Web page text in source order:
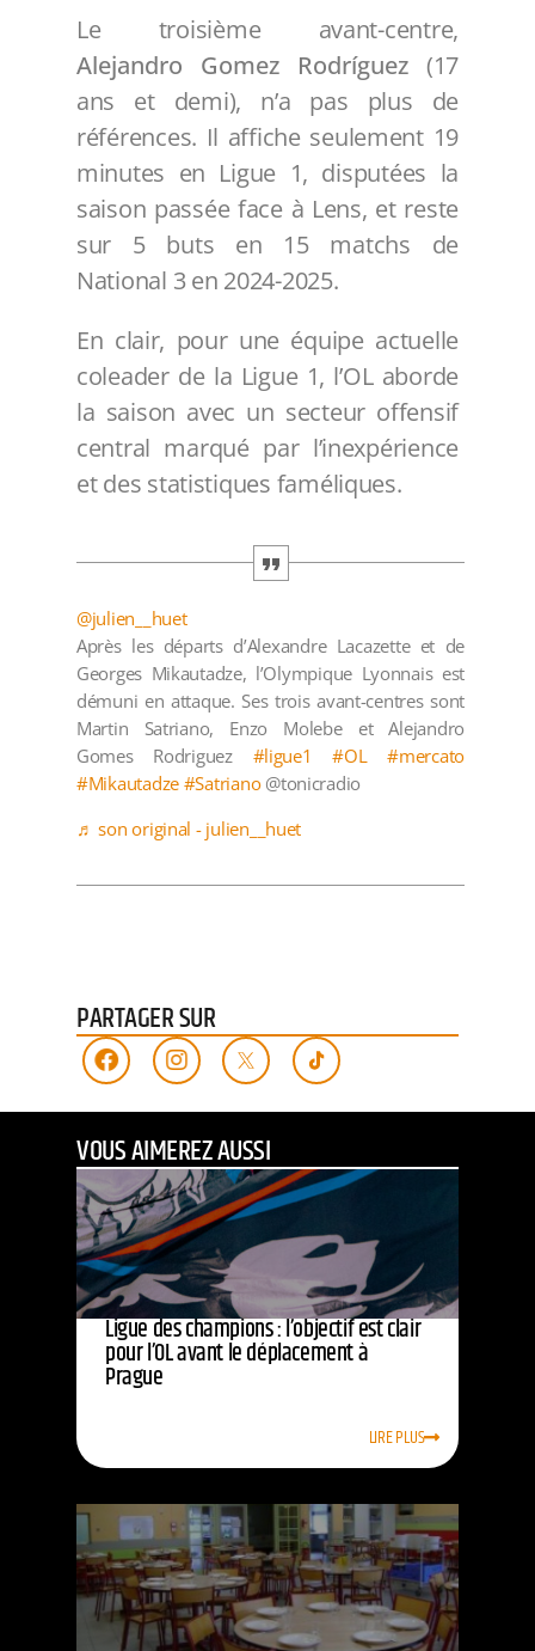
Le troisième avant-centre,
Alejandro Gomez Rodríguez (17
ans et demi), n’a pas plus de
références. Il affiche seulement 19
minutes en Ligue 1, disputées la
saison passée face à Lens, et reste
sur 5 buts en 15 matchs de
National 3 en 2024-2025.
En clair, pour une équipe actuelle
coleader de la Ligue 1, l’OL aborde
la saison avec un secteur offensif
central marqué par l’inexpérience
et des statistiques faméliques.
@julien__huet
Après les départs d’Alexandre Lacazette et de
Georges Mikautadze, l’Olympique Lyonnais est
démuni en attaque. Ses trois avant-centres sont
Martin Satriano, Enzo Molebe et Alejandro
Gomes Rodriguez #ligue1 #OL
#mercato
#Mikautadze #Satriano@tonicradio
♬ son original - julien__huet
PARTAGER SUR
VOUS AIMEREZ AUSSI
Ligue des champions : l’objectif est clair
pour l’OL avant le déplacement à
Prague
LIRE PLUS